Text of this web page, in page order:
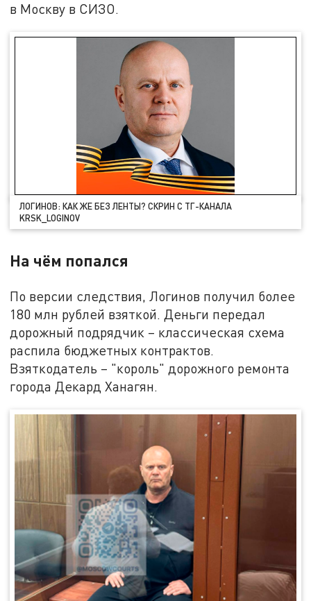
в Москву в СИЗО.
ЛОГИНОВ: КАК ЖЕ БЕЗ ЛЕНТЫ? СКРИН С ТГ-КАНАЛА
KRSK_LOGINOV
На чём попался
По версии следствия, Логинов получил более
180 млн рублей взяткой. Деньги передал
дорожный подрядчик – классическая схема
распила бюджетных контрактов.
Взяткодатель – "король" дорожного ремонта
города Декард Ханагян.